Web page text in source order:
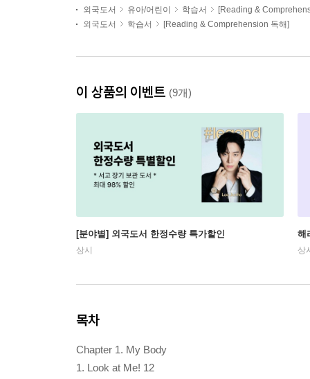
외국도서 유아/어린이 학습서
[Reading &
외국도서
학습서 [Reading & Comprehension 독해]
이 상품의 이벤트 (9개)
[분야별] 외국도서 한정수량 특가할인
상시
해
상
목차
Chapter 1. My Body
1. Look at Me! 12